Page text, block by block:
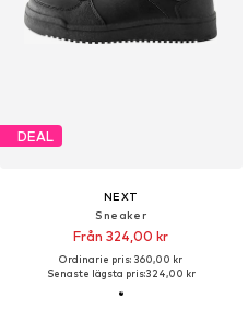
DEAL
NEXT
Sneaker
Från 324,00 kr
Ordinarie pris: 360,00 kr
Senaste lägsta pris:324,00 kr